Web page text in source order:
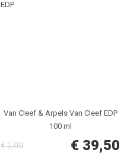
Van Cleef & Arpels Van Cleef EDP
100 ml
€ 0,00 € 39,50